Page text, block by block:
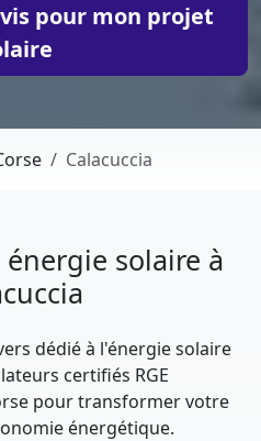
pour mon projet
Calacuccia
solaire à
dédié à l'énergie solaire
certifiés RGE
pour transformer votre
énergétique.